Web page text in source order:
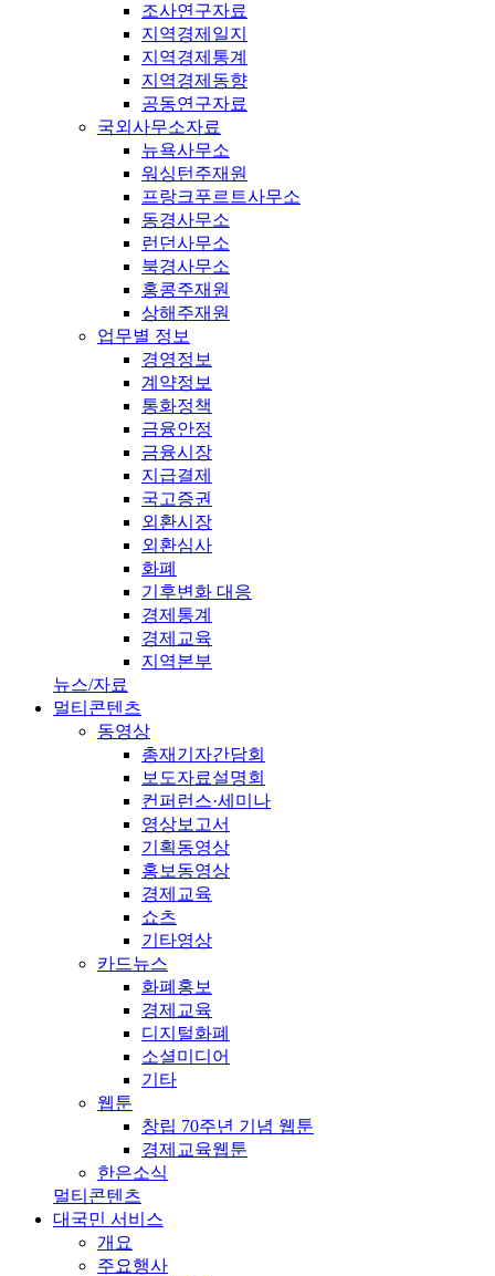
조사연구자료
지역경제일지
지역경제통계
지역경제동향
공동연구자료
국외사무소자료
뉴욕사무소
워싱턴주재원
프랑크푸르트사무소
동경사무소
런던사무소
북경사무소
홍콩주재원
상해주재원
업무별 정보
경영정보
계약정보
통화정책
금융안정
금융시장
지급결제
국고증권
외환시장
외환심사
화폐
기후변화 대응
경제통계
경제교육
지역본부
뉴스/자료
멀티콘텐츠
동영상
총재기자간담회
보도자료설명회
컨퍼런스·세미나
영상보고서
기획동영상
홍보동영상
경제교육
쇼츠
기타영상
카드뉴스
화폐홍보
경제교육
디지털화폐
소셜미디어
기타
웹툰
창립 70주년 기념 웹툰
경제교육웹툰
한은소식
멀티콘텐츠
대국민 서비스
개요
주요행사